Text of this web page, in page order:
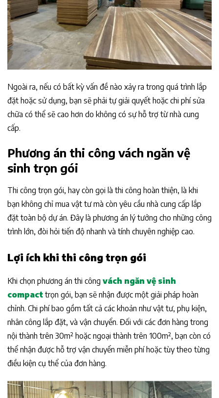
Ngoài ra, nếu có bất kỳ vấn đề nào xảy ra trong quá trình lắp
đặt hoặc sử dụng, bạn sẽ phải tự giải quyết hoặc chi phí sửa
chữa có thể sẽ cao hơn do không có sự hỗ trợ từ nhà cung
cấp.
Phương án thi công vách ngăn vệ
sinh trọn gói
Thi công trọn gói, hay còn gọi là thi công hoàn thiện, là khi
bạn không chỉ mua vật tư mà còn yêu cầu nhà cung cấp lắp
đặt toàn bộ dự án. Đây là phương án lý tưởng cho những công
trình lớn, đòi hỏi tiến độ nhanh và tính chuyên nghiệp cao.
Lợi ích khi thi công trọn gói
Khi chọn phương án thi công vách ngăn vệ sinh
compact trọn gói, bạn sẽ nhận được một giải pháp hoàn
chỉnh. Chi phí bao gồm tất cả các khoản như vật tư, phụ kiện,
nhân công lắp đặt, và vận chuyển. Đối với các đơn hàng trong
nội thành trên 30m² hoặc ngoại thành trên 100m², bạn còn có
thể nhận được hỗ trợ vận chuyển miễn phí hoặc tùy theo từng
điều kiện cụ thể của đơn hàng.